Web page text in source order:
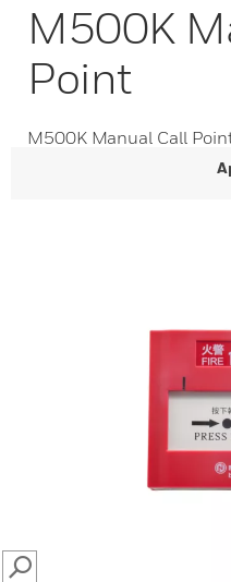
M500K
Point
M500K Manual Call
SEARCH